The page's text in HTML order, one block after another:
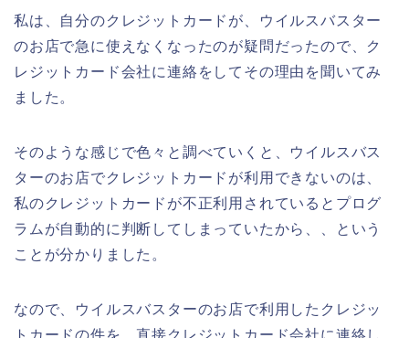
私は、自分のクレジットカードが、ウイルスバスター
のお店で急に使えなくなったのが疑問だったので、ク
レジットカード会社に連絡をしてその理由を聞いてみ
ました。
そのような感じで色々と調べていくと、ウイルスバス
ターのお店でクレジットカードが利用できないのは、
私のクレジットカードが不正利用されているとプログ
ラムが自動的に判断してしまっていたから、、という
ことが分かりました。
なので、ウイルスバスターのお店で利用したクレジッ
トカードの件を、直接クレジットカード会社に連絡し